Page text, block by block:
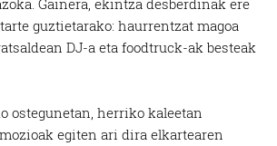
Gainera, ekintza desberdinak ere
guztietarako: haurrentzat magoa
DJ-a eta foodtruck-ak besteak
ostegunetan, herriko kaleetan
egiten ari dira elkartearen